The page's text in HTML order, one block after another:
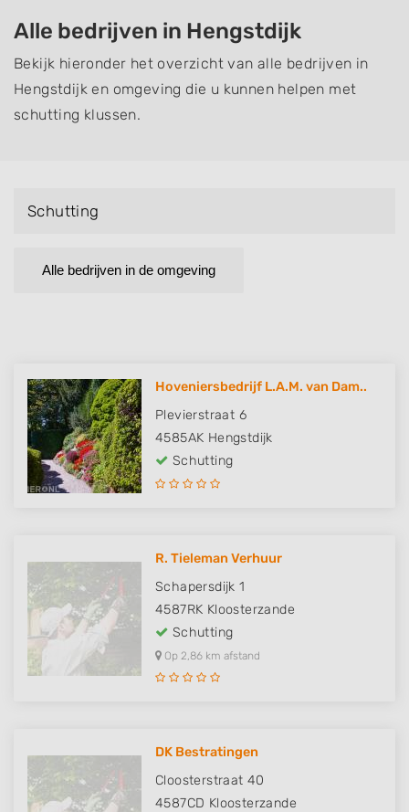
Alle bedrijven in Hengstdijk
Bekijk hieronder het overzicht van alle bedrijven in
Hengstdijk en omgeving die u kunnen helpen met
schutting klussen.
Schutting
Alle bedrijven in de omgeving
Hoveniersbedrijf L.A.M. van Dam..
Plevierstraat 6
4585AK Hengstdijk
Schutting
R. Tieleman Verhuur
Schapersdijk 1
4587RK Kloosterzande
Schutting
Op 2,86 km afstand
DK Bestratingen
Cloosterstraat 40
4587CD Kloosterzande